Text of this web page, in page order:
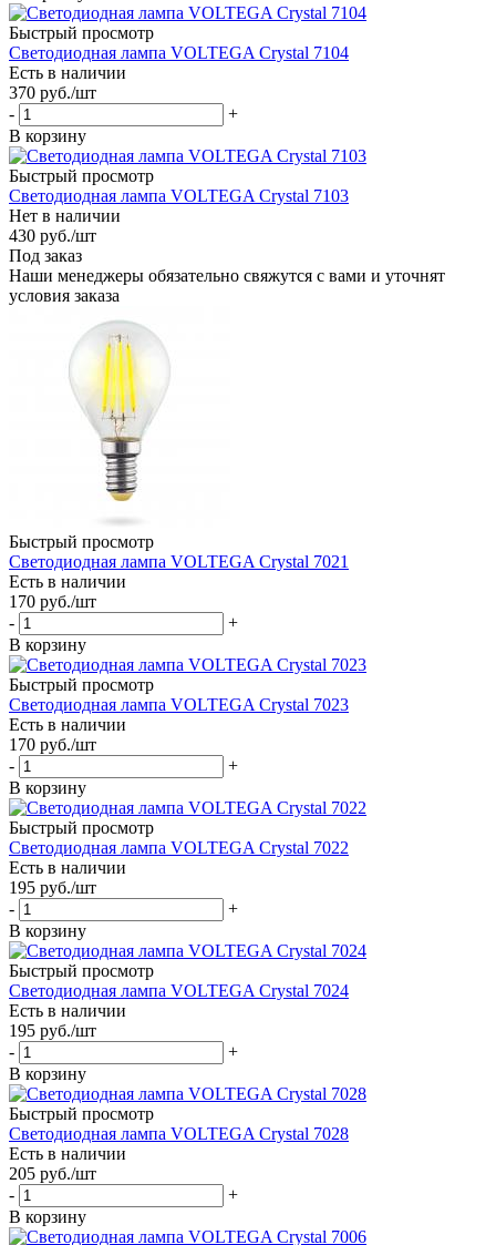
Быстрый просмотр
Светодиодная лампа VOLTEGA Crystal 7104
Есть в наличии
370 руб./шт
-
+
В корзину
Быстрый просмотр
Светодиодная лампа VOLTEGA Crystal 7103
Нет в наличии
430 руб./шт
Под заказ
Наши менеджеры обязательно свяжутся с вами и уточнят
условия заказа
Быстрый просмотр
Светодиодная лампа VOLTEGA Crystal 7021
Есть в наличии
170 руб./шт
-
+
В корзину
Быстрый просмотр
Светодиодная лампа VOLTEGA Crystal 7023
Есть в наличии
170 руб./шт
-
+
В корзину
Быстрый просмотр
Светодиодная лампа VOLTEGA Crystal 7022
Есть в наличии
195 руб./шт
-
+
В корзину
Быстрый просмотр
Светодиодная лампа VOLTEGA Crystal 7024
Есть в наличии
195 руб./шт
-
+
В корзину
Быстрый просмотр
Светодиодная лампа VOLTEGA Crystal 7028
Есть в наличии
205 руб./шт
-
+
В корзину